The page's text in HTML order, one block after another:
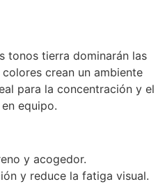
tonos tierra dominarán las
crean un ambiente
para la concentración y el
equipo.
y acogedor.
y reduce la fatiga visual.